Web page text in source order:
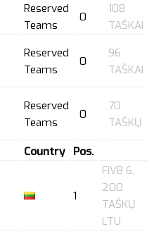
Reserved
Teams
0
108
TAŠKAI
Reserved
Teams
0
96
TAŠKAI
Reserved
Teams
0
70
TAŠKŲ
Country Pos.
1
FIVB 6,
200
TAŠKŲ
LTU